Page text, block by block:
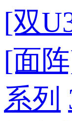
[双
[面
系列